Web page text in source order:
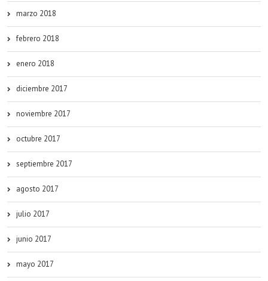
marzo 2018
febrero 2018
enero 2018
diciembre 2017
noviembre 2017
octubre 2017
septiembre 2017
agosto 2017
julio 2017
junio 2017
mayo 2017